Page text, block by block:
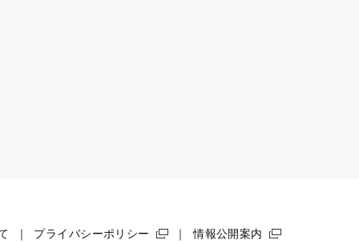
プライバシーポリシー 情報公開案内